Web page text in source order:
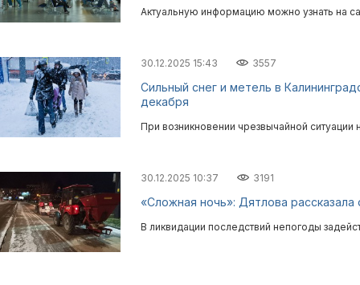
Актуальную информацию можно узнать на
30.12.2025 15:43 3557
Сильный снег и метель в
декабря
При возникновении чрезвычайной
30.12.2025 10:37 3191
«Сложная ночь»: Дятлова
В ликвидации последствий непогоды